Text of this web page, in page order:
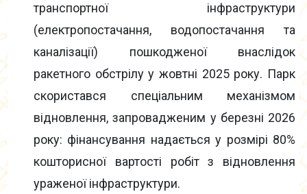
транспортної інфраструктури
(електропостачання, водопостачання та
каналізації) пошкодженої внаслідок
ракетного обстрілу у жовтні 2025 року. Парк
скористався спеціальним механізмом
відновлення, запровадженим у березні 2026
року: фінансування надається у розмірі 80%
кошторисної вартості робіт з відновлення
ураженої інфраструктури.